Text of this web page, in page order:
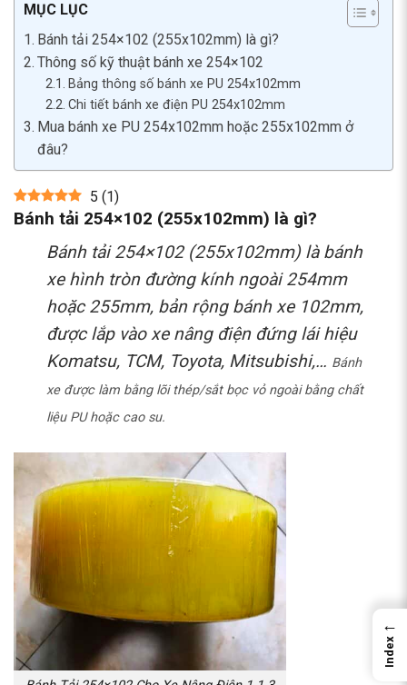
MỤC LỤC
Bánh tải 254×102 (255x102mm) là gì?
Thông số kỹ thuật bánh xe 254×102
Bảng thông số bánh xe PU 254x102mm
Chi tiết bánh xe điện PU 254x102mm
Mua bánh xe PU 254x102mm hoặc 255x102mm ở
đâu?
5 (1)
Bánh tải 254×102 (255x102mm) là gì?
Bánh tải 254×102 (255x102mm) là bánh
xe hình tròn đường kính ngoài 254mm
hoặc 255mm, bản rộng bánh xe 102mm,
được lắp vào xe nâng điện đứng lái hiệu
Komatsu, TCM, Toyota, Mitsubishi,… Bánh
xe được làm bằng lõi thép/sắt bọc vỏ ngoài bằng chất
liệu PU hoặc cao su.
←
Index